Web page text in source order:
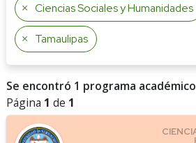
Ciencias Sociales y Humanidades
Tamaulipas
Se encontró 1 programa académico
Página 1 de 1